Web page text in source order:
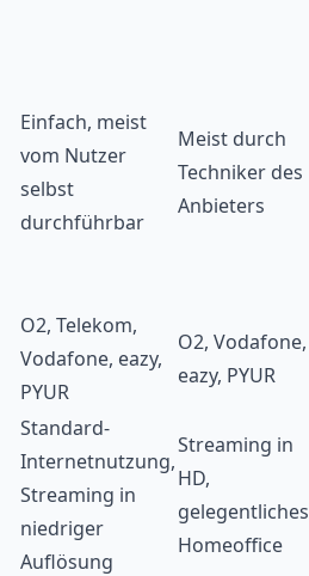
Einfach, meist
vom Nutzer
selbst
durchführbar
Meist durch
Techniker des
Anbieters
O2, Telekom,
Vodafone, eazy,
PYUR
O2, Vodafone,
eazy, PYUR
Standard-
Internetnutzung,
Streaming in
niedriger
Auflösung
Streaming in
HD,
gelegentliches
Homeoffice